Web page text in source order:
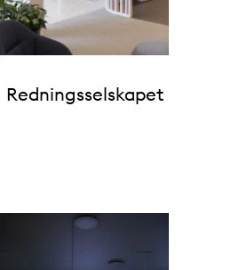
Redningsselskapet